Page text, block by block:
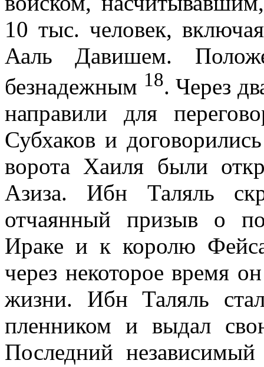
10 тыс. человек,
Ааль Давишем.
безнадежным 18. Через
направили для
Субхаков и
ворота Хаиля были
Азиза. Ибн Таляль
отчаянный призыв о
Ираке и к королю
через некоторое время
жиз­ни. Ибн Таляль
пленником и выдал
Последний